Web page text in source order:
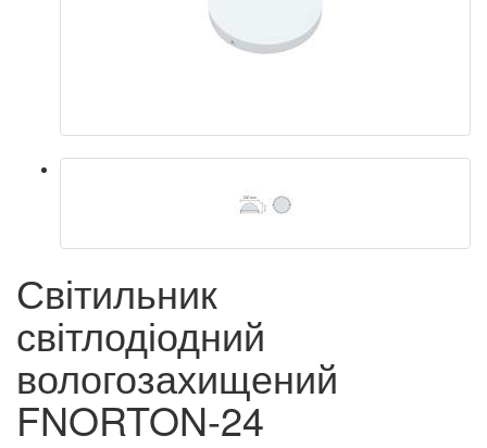
Світильник
світлодіодний
вологозахищений
FNORTON-24